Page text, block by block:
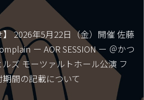
】 2026年5月22日（金）開催 佐藤
ー AOR SESSION ー ＠かつ
ズ モーツァルトホール公演 フ
間の記載について